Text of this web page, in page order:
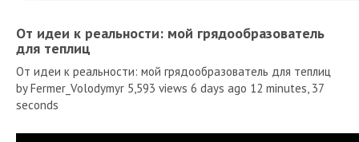
От идеи к реальности: мой грядообразователь
для теплиц
От идеи к реальности: мой грядообразователь для теплиц
by Fermer_Volodymyr 5,593 views 6 days ago 12 minutes, 37
seconds